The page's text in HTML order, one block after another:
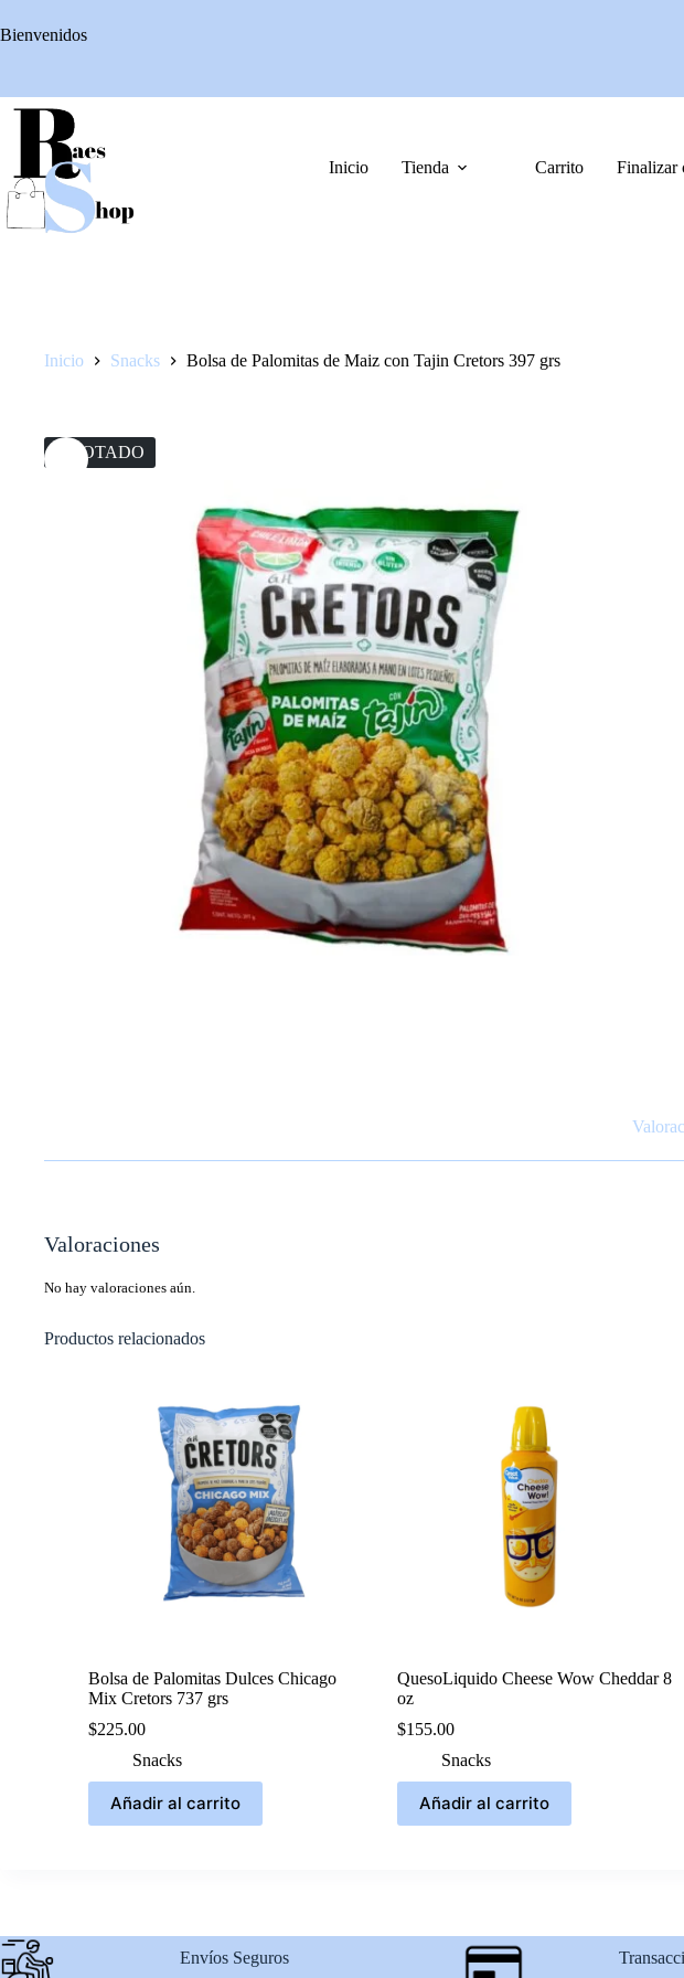
al
Bienvenidos
Inicio Tienda Carrito Finalizar
Inicio Snacks Bolsa de Palomitas de Maiz con Tajin Cretors 397 grs
AGOTADO
Valoraciones
No hay valoraciones aún.
Productos relacionados
Bolsa de Palomitas Dulces Chicago
Mix Cretors 737 grs
$225.00
Snacks
Añadir al carrito
QuesoLiquido Cheese Wow Cheddar 8
oz
$155.00
Snacks
Añadir al carrito
Envíos Seguros